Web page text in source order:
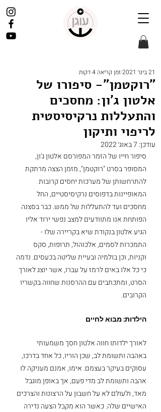
"רוקטמן"- סיפורו של
אלטון ג'ון: מחסכים
והתעללות נרקיסיסטית
לריפוי ותיקון
21 בינו׳ 2021 זמן קריאה 4 דקות
עודכן: 7 באוג׳ 2022
סיפור חייו של הזמר המפורסם אלטון ג'ון,
המסופר בסרט "רוקטמן", מזמן הצצה מרתקת
להתרחשותן של מערכות יחסים קרובות
המאופיינות בדפוסים נרקיסיסטיים, החל
מחסכים ועד להתעללות של ממש. כבר בסצנה
הפותחת אנו מתוודעים למצב נפשי ירוד אליו
הגיע אלטון בנקודת שיא בקריירה שלו -
התמכרות לסמים, אלכוהול, תרופות, סקס
וקניות, וכן בולמיה ובעיית שליטה בכעסים. נדמה
כי כל אלו באים לרמז על עברו, אשר יוצג לאורך
הסרט, ומתכתבים עם ההרסנות שחווה בקשריו
הקרובים.
הילדות: מבוא לחיים
לאורך ילדותו חווה אלטון חסך משמעותי
באהבה ותשומת לב, שכן הוריו, כל אחד בדרכו,
עסוקים בעיקר בעצמם. אימו, אמנם מעניקה לו
אהבה ותשומת לב מדי פעם, אך באופן מוגבל
מאד, ולעולם לא על חשבון על הרצונות והצרכים
האישיים שלה. כאשר הוא מקבל הצעה נדירה